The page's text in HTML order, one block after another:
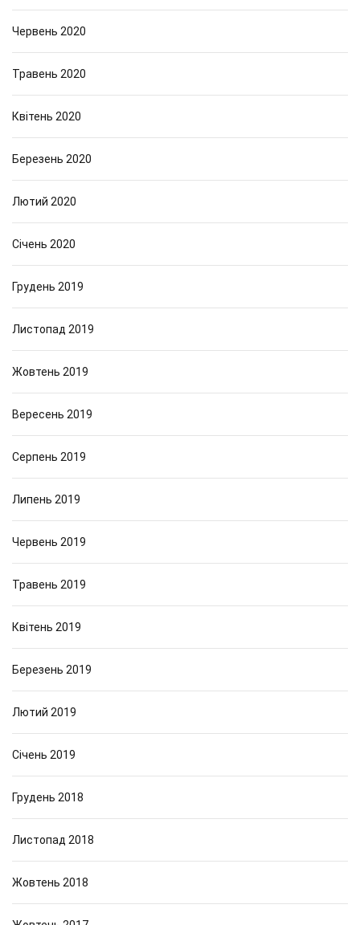
Червень 2020
Травень 2020
Квітень 2020
Березень 2020
Лютий 2020
Січень 2020
Грудень 2019
Листопад 2019
Жовтень 2019
Вересень 2019
Серпень 2019
Липень 2019
Червень 2019
Травень 2019
Квітень 2019
Березень 2019
Лютий 2019
Січень 2019
Грудень 2018
Листопад 2018
Жовтень 2018